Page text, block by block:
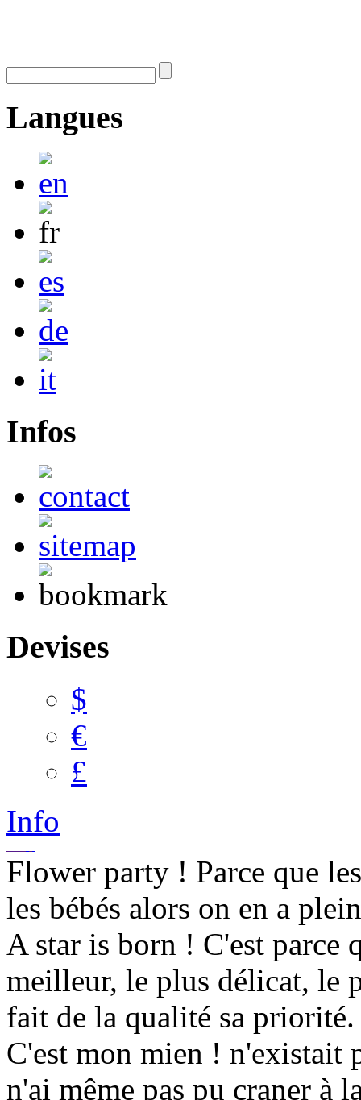
Langues
Infos
Devises
$
€
£
Info
Flower party ! Parce que
les bébés alors on en a
A star is born ! C'est parce
meilleur, le plus délicat, le
fait de la qualité sa priorité.
C'est mon mien ! n'existait
n'ai même pas pu craner à